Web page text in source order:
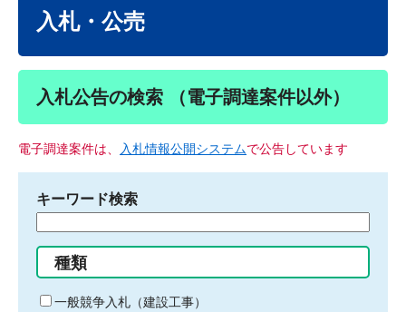
入札・公売
入札公告の検索 （電子調達案件以外）
電子調達案件は、 入札情報公開システムで公告しています
キーワード検索
る
キ
種類
一般競争入札（建設工事）